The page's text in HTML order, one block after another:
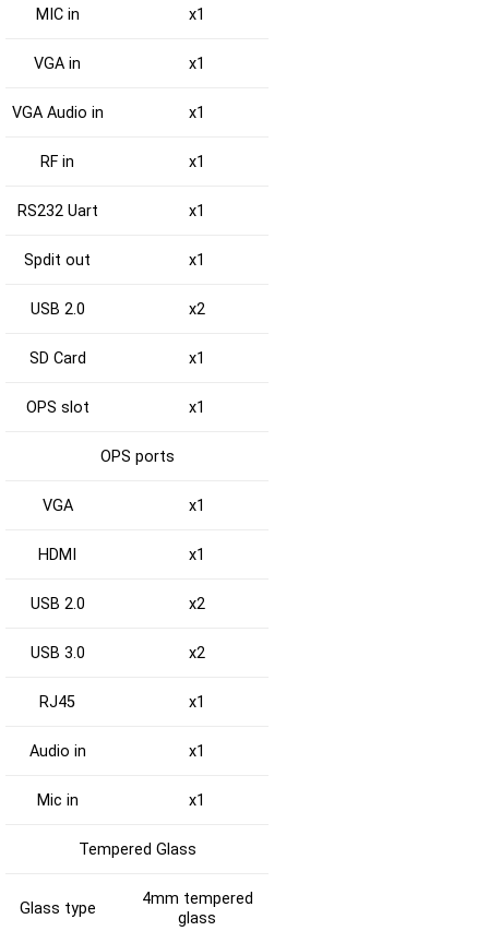
MIC in x1
VGA in x1
VGA Audio in x1
RF in x1
RS232 Uart x1
Spdit out x1
USB 2.0 x2
SD Card x1
OPS slot x1
OPS ports
VGA x1
HDMI x1
USB 2.0 x2
USB 3.0 x2
RJ45 x1
Audio in x1
Mic in x1
Tempered Glass
Glass type
4mm tempered
glass